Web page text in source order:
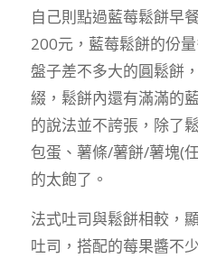
自己則點過藍莓鬆餅早
200元，藍莓鬆餅的份
盤子差不多大的圓鬆餅
綴，鬆餅內還有滿滿的
的說法並不誇張，除了
包蛋、薯條/薯餅/薯塊(
的太飽了。
法式吐司與鬆餅相較，
吐司，搭配的莓果醬不